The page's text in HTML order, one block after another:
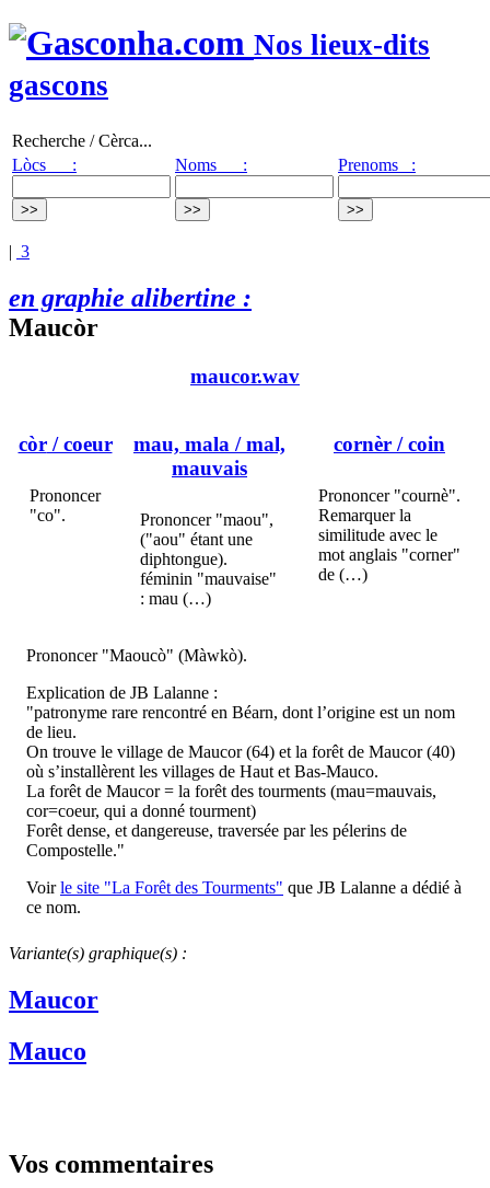
Nos lieux-dits
gascons
Recherche / Cèrca...
Lòcs :
Noms : Prenoms :
| 3
en graphie alibertine :
Maucòr
maucor.wav
còr/ coeur
Prononcer
"co".
mau, mala / mal,
mauvais
Prononcer "maou",
("aou" étant une
diphtongue).
féminin "mauvaise"
: mau (…)
cornèr / coin
Prononcer "cournè".
Remarquer la
similitude avec le
mot anglais "corner"
de (…)
Prononcer "Maoucò" (Màwkò).
Explication de JB Lalanne :
"patronyme rare rencontré en Béarn, dont l’origine est un nom
de lieu.
On trouve le village de Maucor (64) et la forêt de Maucor (40)
où s’installèrent les villages de Haut et Bas-Mauco.
La forêt de Maucor = la forêt des tourments (mau=mauvais,
cor=coeur, qui a donné tourment)
Forêt dense, et dangereuse, traversée par les pélerins de
Compostelle."
Voirle site "La Forêt des Tourments" que JB Lalanne a dédié à
ce nom.
Variante(s) graphique(s) :
Maucor
Mauco
Vos commentaires